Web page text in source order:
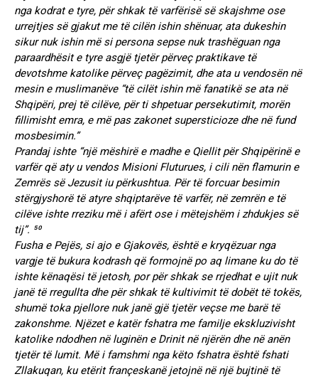
nga kodrat e tyre, për shkak të varfërisë së skajshme ose
urrejtjes së gjakut me të cilën ishin shënuar, ata dukeshin
sikur nuk ishin më si persona sepse nuk trashëguan nga
paraardhësit e tyre asgjë tjetër përveç praktikave të
devotshme katolike përveç pagëzimit, dhe ata u vendosën në
mesin e muslimanëve “të cilët ishin më fanatikë se ata në
Shqipëri, prej të cilëve, për ti shpetuar persekutimit, morën
fillimisht emra, e më pas zakonet supersticioze dhe në fund
mosbesimin.”
Prandaj ishte “një mëshirë e madhe e Qiellit për Shqipërinë e
varfër që aty u vendos Misioni Fluturues, i cili nën flamurin e
Zemrës së Jezusit iu përkushtua. Për të forcuar besimin
stërgjyshorë të atyre shqiptarëve të varfër, në zemrën e të
cilëve ishte rreziku më i afërt ose i mëtejshëm i zhdukjes së
tij”. ⁵⁰
Fusha e Pejës, si ajo e Gjakovës, është e kryqëzuar nga
vargje të bukura kodrash që formojnë po aq limane ku do të
ishte kënaqësi të jetosh, por për shkak se rrjedhat e ujit nuk
janë të rregullta dhe për shkak të kultivimit të dobët të tokës,
shumë toka pjellore nuk janë gjë tjetër veçse me barë të
zakonshme. Njëzet e katër fshatra me familje ekskluzivisht
katolike ndodhen në luginën e Drinit në njërën dhe në anën
tjetër të lumit. Më i famshmi nga këto fshatra është fshati
Zllakuqan, ku etërit françeskanë jetojnë në një bujtinë të